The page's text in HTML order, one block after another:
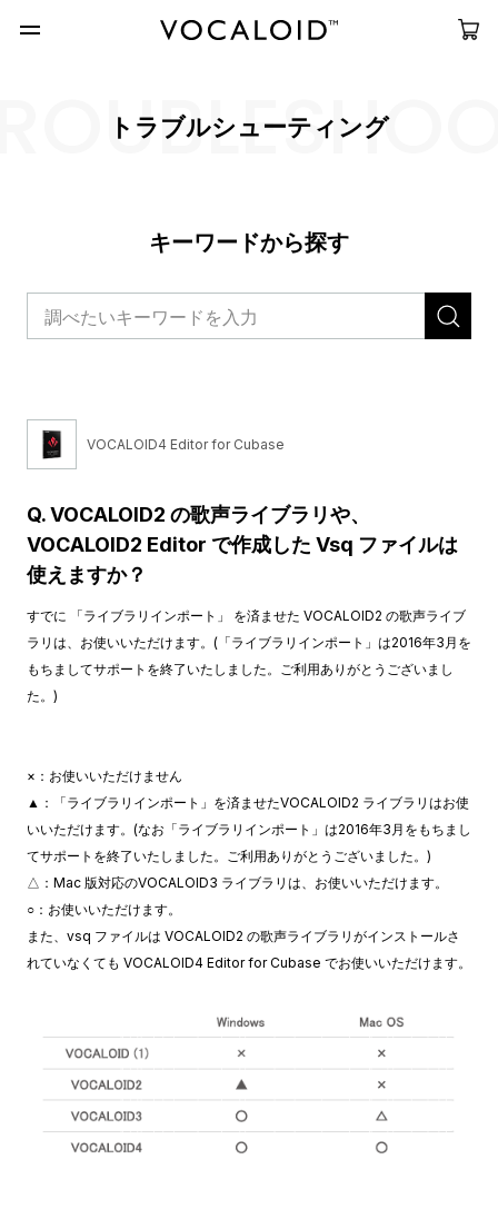
トラブルシューティング
キーワードから探す
VOCALOID4 Editor for Cubase
Q. VOCALOID2 の歌声ライブラリや、
VOCALOID2 Editor で作成した Vsq ファイルは
使えますか？
すでに 「ライブラリインポート」 を済ませた VOCALOID2 の歌声ライブ
ラリは、お使いいただけます。(「ライブラリインポート」は2016年3月を
もちましてサポートを終了いたしました。ご利用ありがとうございまし
た。)
×：お使いいただけません
▲：「ライブラリインポート」を済ませたVOCALOID2 ライブラリはお使
いいただけます。(なお「ライブラリインポート」は2016年3月をもちまし
てサポートを終了いたしました。ご利用ありがとうございました。)
△：Mac 版対応のVOCALOID3 ライブラリは、お使いいただけます。
○：お使いいただけます。
また、vsq ファイルは VOCALOID2 の歌声ライブラリがインストールさ
れていなくても VOCALOID4 Editor for Cubase でお使いいただけます。